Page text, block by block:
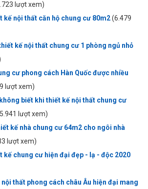
lượt xem)
kế nội thất căn hộ chung cư 80m2(6.479
kế nội thất chung cư 1 phòng ngủ nhỏ
cư phong cách Hàn Quốc được nhiều
lượt xem)
biết khi thiết kế nội thất chung cư
lượt xem)
kế nhà chung cư 64m2 cho ngôi nhà
lượt xem)
kế chung cư hiện đại đẹp - lạ - độc 2020
thất phong cách châu Âu hiện đại mang